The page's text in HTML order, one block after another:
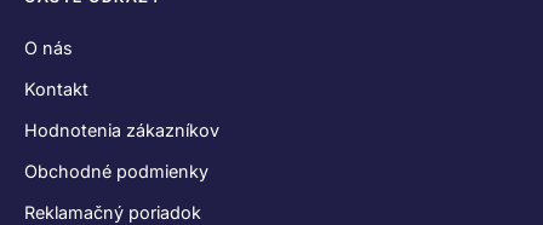
O nás
Kontakt
Hodnotenia zákazníkov
Obchodné podmienky
Reklamačný poriadok